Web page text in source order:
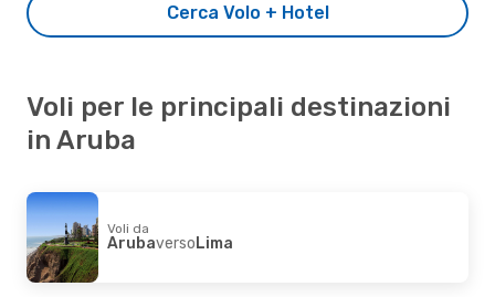
Cerca Volo + Hotel
Voli per le principali destinazioni
in Aruba
Voli da
ArubaversoLima